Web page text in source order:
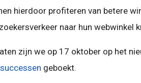
hierdoor profiteren van betere
naar hun webwinkel
zijn we op 17 oktober op het
geboekt.